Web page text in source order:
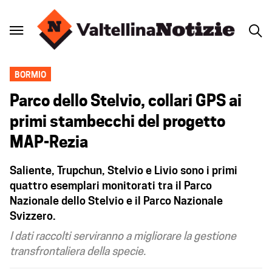
BORMIO
Parco dello Stelvio, collari GPS ai
primi stambecchi del progetto
MAP-Rezia
Saliente, Trupchun, Stelvio e Livio sono i primi
quattro esemplari monitorati tra il Parco
Nazionale dello Stelvio e il Parco Nazionale
Svizzero.
I dati raccolti serviranno a migliorare la gestione
transfrontaliera della specie.